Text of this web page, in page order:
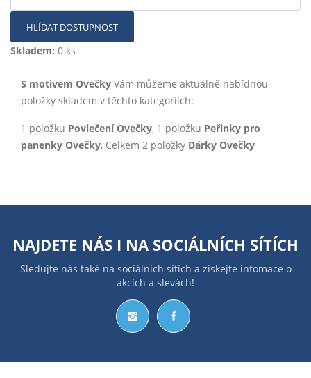
HLÍDAT DOSTUPNOST
Skladem: 0 ks
S motivem Ovečky Vám můžeme aktuálně nabídnou
položky skladem v těchto kategoriích:
1 položku Povlečení Ovečky, 1 položku Peřinky pro
panenky Ovečky, Celkem 2 položky Dárky Ovečky
NAJDETE NÁS I NA SOCIÁLNÍCH SÍTÍCH
Sledujte nás také na sociálních sítích a získejte infomace o
akcích a slevách!